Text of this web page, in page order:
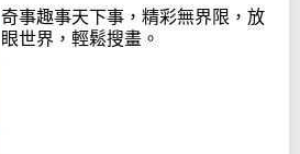
奇事趣事天下事，精彩無界限，放
眼世界，輕鬆搜畫。